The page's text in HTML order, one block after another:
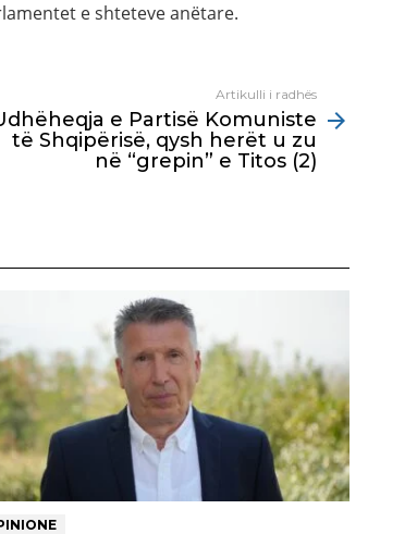
e shteteve anëtare.
Artikulli i radhës
e Partisë Komuniste
të Shqipërisë, qysh herët u zu
në “grepin” e Titos (2)